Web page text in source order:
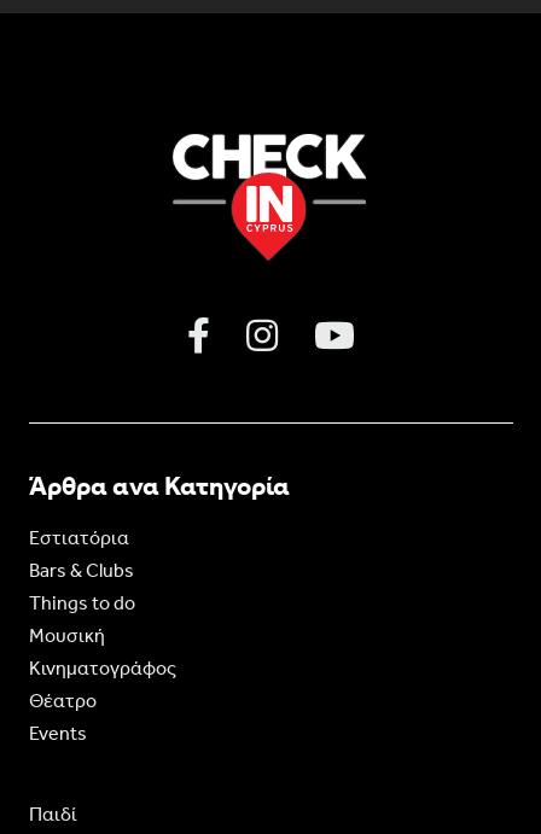
Άρθρα ανα Κατηγορία
Εστιατόρια
Bars & Clubs
Things to do
Moυσική
Κινηματογράφος
Θέατρο
Events
Παιδί